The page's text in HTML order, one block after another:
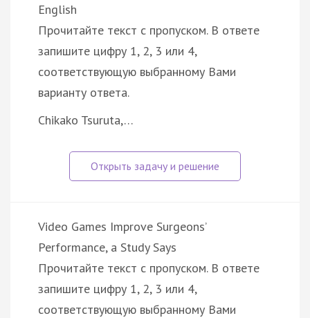
English
Прочитайте текст с пропуском. В ответе
запишите цифру 1, 2, 3 или 4,
соответствующую выбранному Вами
варианту ответа.
Chikako Tsuruta,…
Video Games Improve Surgeons’
Performance, a Study Says
Прочитайте текст с пропуском. В ответе
запишите цифру 1, 2, 3 или 4,
соответствующую выбранному Вами